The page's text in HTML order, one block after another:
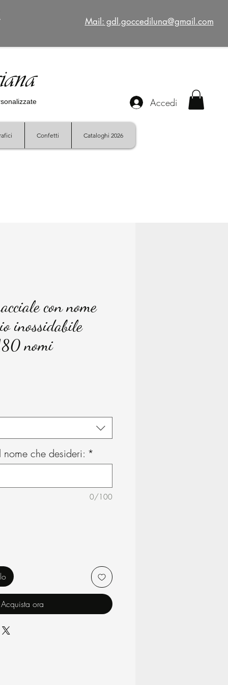
Mail: gdl.goccediluna@gmail.com
Confetti Cataloghi 2026
Accedi
con nome
inossidabile
nomi
che desideri: *
0/100
Acquista ora